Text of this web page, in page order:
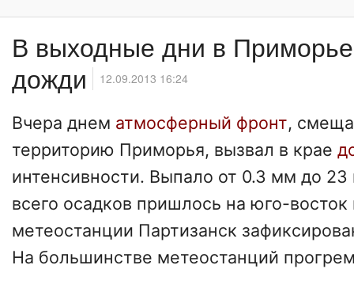
В выходные дни в Приморье
дожди
12.09.2013 16:24
Вчера днем атмосферный фронт,
территорию Приморья, вызвал в крае
интенсивности. Выпало от 0.3 мм до
всего осадков пришлось на юго-
метеостанции Партизанск
На большинстве метеостанций